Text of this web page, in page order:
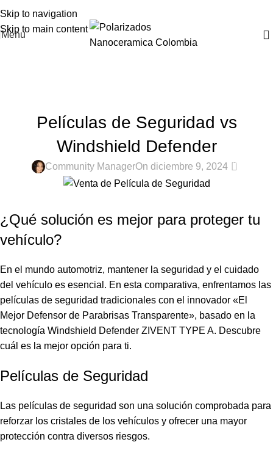
Skip to navigation
Skip to main content
Menu
Películas de Seguridad vs
Windshield Defender
Community ManagerOn diciembre 9, 2024 0
¿Qué solución es mejor para proteger tu
vehículo?
En el mundo automotriz, mantener la seguridad y el cuidado
del vehículo es esencial. En esta comparativa, enfrentamos las
películas de seguridad tradicionales con el innovador «El
Mejor Defensor de Parabrisas Transparente», basado en la
tecnología Windshield Defender ZIVENT TYPE A. Descubre
cuál es la mejor opción para ti.
Películas de Seguridad
Las películas de seguridad son una solución comprobada para
reforzar los cristales de los vehículos y ofrecer una mayor
protección contra diversos riesgos.